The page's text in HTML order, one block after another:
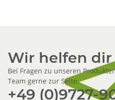
Wir helfen dir
Bei Fragen zu unseren
Team gerne zur Seite.
+49 (0)9727-